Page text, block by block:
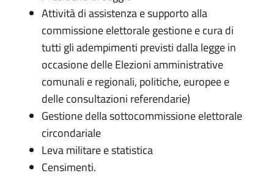
Attività di assistenza e supporto alla
commissione elettorale gestione e cura di
tutti gli adempimenti previsti dalla legge in
occasione delle Elezioni amministrative
comunali e regionali, politiche, europee e
delle consultazioni referendarie)
Gestione della sottocommissione elettorale
circondariale
Leva militare e statistica
Censimenti.